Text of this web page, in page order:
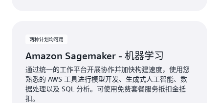
两种计划均可用
Amazon Sagemaker - 机器学习
通过统一的工作平台开展协作并加快构建速度，使用您
熟悉的 AWS 工具进行模型开发、生成式人工智能、数
据处理以及 SQL 分析。可使用免费套餐服务抵扣金抵
扣。